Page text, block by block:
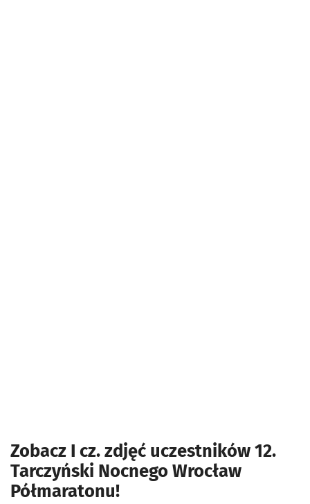
Zobacz I cz. zdjęć uczestników 12.
Tarczyński Nocnego Wrocław
Półmaratonu!